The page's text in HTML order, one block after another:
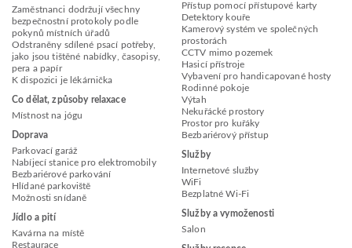
Zaměstnanci dodržují všechny
bezpečnostní protokoly podle
pokynů místních úřadů
Odstraněny sdílené psací potřeby,
jako jsou tištěné nabídky, časopisy,
pera a papír
K dispozici je lékárnička
Co dělat, způsoby relaxace
Místnost na jógu
Doprava
Parkovací garáž
Nabíjecí stanice pro elektromobily
Bezbariérové parkování
Hlídané parkoviště
Možnosti snídaně
Jídlo a pití
Kavárna na místě
Restaurace
Přístup pomocí přístupové karty
Detektory kouře
Kamerový systém ve společných
prostorách
CCTV mimo pozemek
Hasicí přístroje
Vybavení pro handicapované hosty
Rodinné pokoje
Výtah
Nekuřácké prostory
Prostor pro kuřáky
Bezbariérový přístup
Služby
Internetové služby
WiFi
Bezplatné Wi-Fi
Služby a vymoženosti
Salon